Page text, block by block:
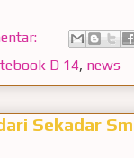
D 14, news
Sekadar